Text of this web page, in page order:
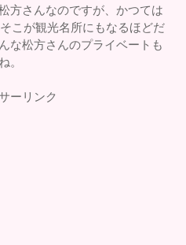
方さんなのですが、かつては
こが観光名所にもなるほどだ
な松方さんのプライベートも
。
ーリンク